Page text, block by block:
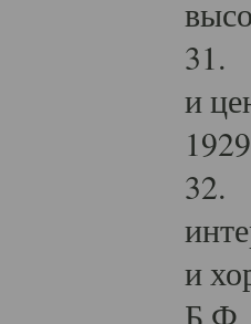
31.
и
32.
и